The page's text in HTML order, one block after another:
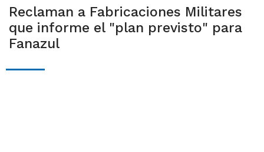
Reclaman a Fabricaciones Militares
que informe el "plan previsto" para
Fanazul